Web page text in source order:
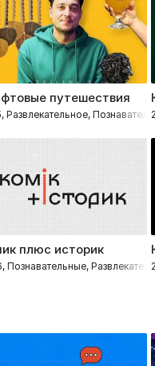
путешествия
Развлекательное,
Путешествия
плюс историк
Познавательные,